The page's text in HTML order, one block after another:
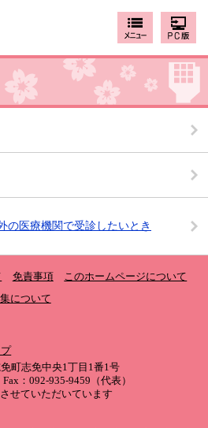
の医療機関で受診したいとき
免責事項
このホームページについて
について
町志免中央1丁目1番1号
：092-935-9459（代表）
せていただいています